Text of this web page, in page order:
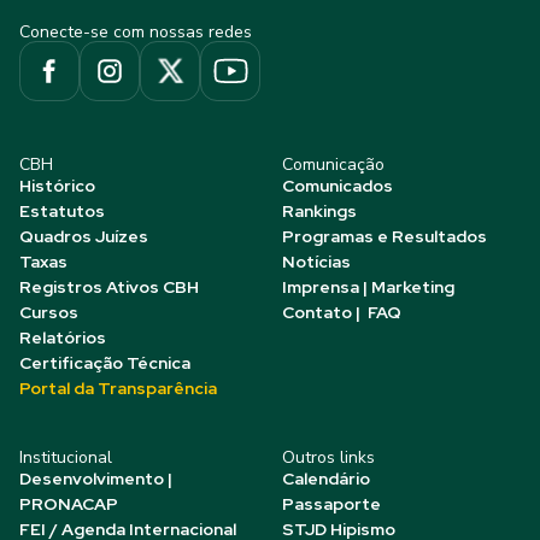
Conecte-se com nossas redes
CBH
Histórico
Estatutos
Quadros Juízes
Taxas
Registros Ativos CBH
Cursos
Relatórios
Certificação Técnica
Portal da Transparência
Comunicação
Comunicados
Rankings
Programas e Resultados
Notícias
Imprensa | Marketing
Contato | FAQ
Institucional
Desenvolvimento |
PRONACAP
FEI / Agenda Internacional
Outros links
Calendário
Passaporte
STJD Hipismo